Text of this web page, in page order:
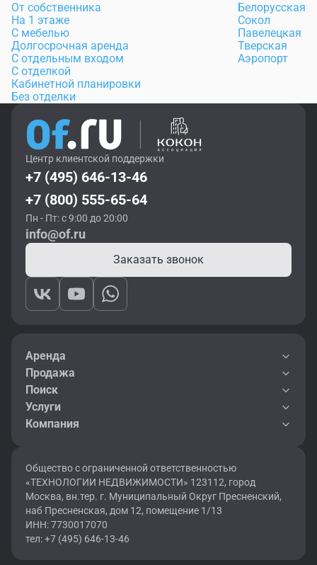
От собственника
На 1 этаже
С мебелью
Долгосрочная аренда
С отдельным входом
С отделкой
Кабинетной планировки
Без отделки
Белорусская
Сокол
Павелецкая
Тверская
Аэропорт
Центр клиентской поддержки
+7 (495) 646-13-46
+7 (800) 555-65-64
Пн - Пт: с 9:00 до 20:00
info@of.ru
Заказать звонок
Аренда
Продажа
Поиск
Услуги
Компания
Общество с ограниченной ответственностью
«ТЕХНОЛОГИИ НЕДВИЖИМОСТИ» 123112, город
Москва, вн.тер. г. Муниципальный Округ Пресненский,
наб Пресненская, дом 12, помещение 1/13
ИНН: 7730017070
тел: +7 (495) 646-13-46